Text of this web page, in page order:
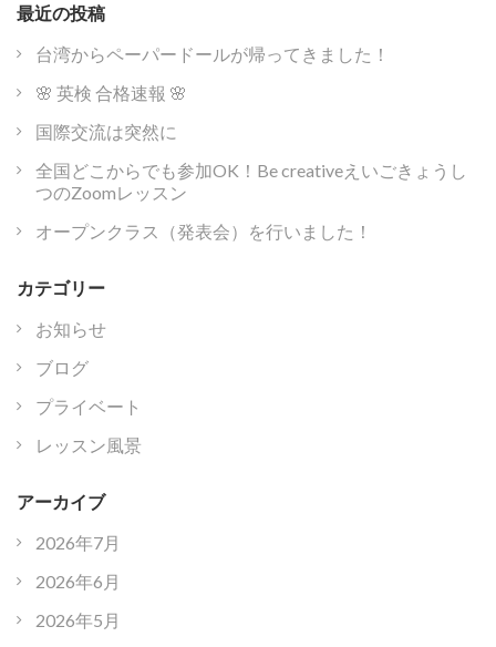
最近の投稿
台湾からペーパードールが帰ってきました！
🌸 英検 合格速報 🌸
国際交流は突然に
全国どこからでも参加OK！Be creativeえいごきょうし
つのZoomレッスン
オープンクラス（発表会）を行いました！
カテゴリー
お知らせ
ブログ
プライベート
レッスン風景
アーカイブ
2026年7月
2026年6月
2026年5月